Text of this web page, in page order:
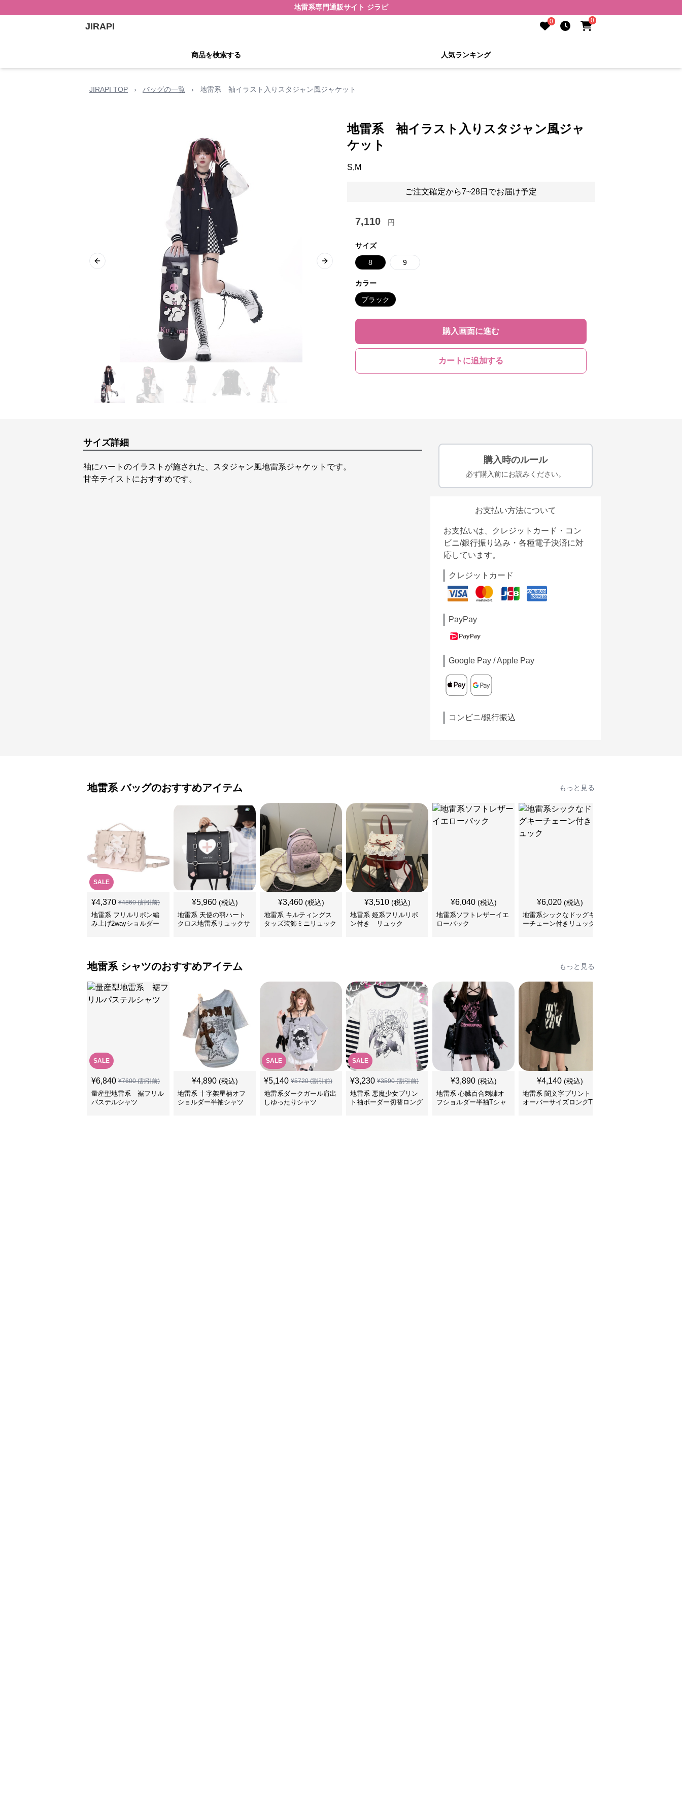
地雷系専門通販サイト ジラピ
JIRAPI 0 0
商品を検索する 人気ランキング
JIRAPI TOP › バッグの一覧 › 地雷系 袖イラスト入りスタジャン風ジャケット
Previous slide Next slide
地雷系 袖イラスト入りスタジャン風ジャ
ケット
S,M
ご注文確定から7~28日でお届け予定
7,110 円
サイズ
8 9
カラー
ブラック
購入画面に進む
カートに追加する
サイズ詳細
袖にハートのイラストが施された、スタジャン風地雷系ジャケットです。
甘辛テイストにおすすめです。
購入時のルール
必ず購入前にお読みください。
お支払い方法について
お支払いは、クレジットカード・コン
ビニ/銀行振り込み・各種電子決済に対
応しています。
クレジットカード
PayPay
Google Pay / Apple Pay
コンビニ/銀行振込
地雷系 バッグのおすすめアイテム もっと見る
SALE
¥4,370 ¥4860(割引前)
地雷系 フリルリボン編
み上げ2wayショルダー
¥5,960 (税込)
地雷系 天使の羽ハート
クロス地雷系リュックサ
¥3,460 (税込)
地雷系 キルティングス
タッズ装飾ミニリュック
¥3,510 (税込)
地雷系 姫系フリルリボ
ン付き リュック
¥6,040 (税込)
地雷系ソフトレザーイエ
ローバック
¥6,020 (税込)
地雷系シックなドッグキ
ーチェーン付きリュック
地雷系 シャツのおすすめアイテム もっと見る
SALE
¥6,840 ¥7600(割引前)
量産型地雷系 裾フリル
パステルシャツ
¥4,890 (税込)
地雷系 十字架星柄オフ
ショルダー半袖シャツ
SALE
¥5,140 ¥5720(割引前)
地雷系ダークガール肩出
しゆったりシャツ
SALE
¥3,230 ¥3590(割引前)
地雷系 悪魔少女プリン
ト袖ボーダー切替ロング
¥3,890 (税込)
地雷系 心臓百合刺繍オ
フショルダー半袖Tシャ
¥4,140 (税込)
地雷系 闇文字プリント
オーバーサイズロングT